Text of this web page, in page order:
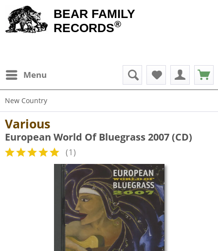
BEAR FAMILY
RECORDS®
Menu
New Country
Various
European World Of Bluegrass 2007 (CD)
(1)